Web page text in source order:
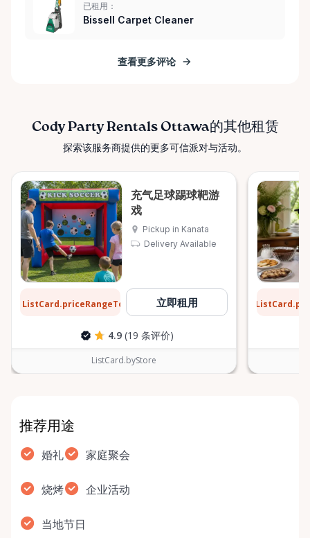
已租用：
Bissell Carpet Cleaner
查看更多评论
Cody Party Rentals Ottawa的其他租赁
探索该服务商提供的更多可信派对与活动。
充气足球踢球靶游
戏
Pickup in Kanata
Delivery Available
ListCard.priceRangeTo 立即租用
4.9 (19 条评价)
ListCard.byStore
推荐用途
婚礼 家庭聚会
烧烤 企业活动
当地节日